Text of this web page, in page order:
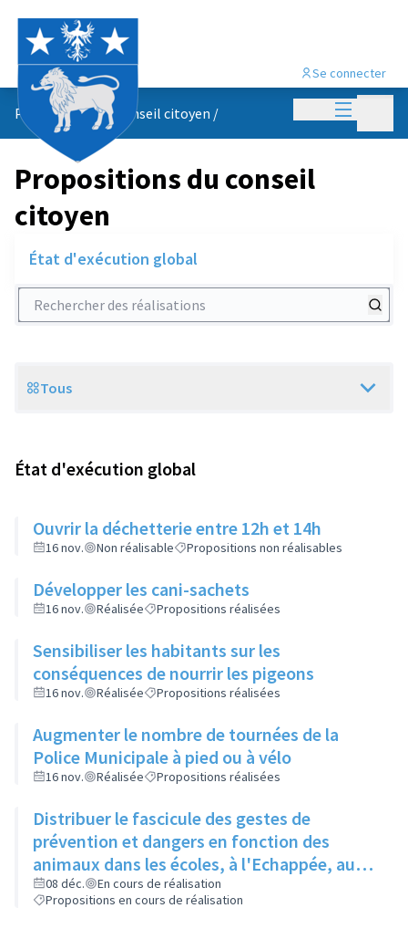
Menu
Se connecter
Propositions du conseil citoyen /
Propositions du conseil
citoyen
État d'exécution global
Rechercher des réalisations
Scope
Tous
État d'exécution global
Ouvrir la déchetterie entre 12h et 14h
16 nov. Non réalisable Propositions non réalisables
Développer les cani-sachets
16 nov. Réalisée Propositions réalisées
Sensibiliser les habitants sur les
conséquences de nourrir les pigeons
16 nov. Réalisée Propositions réalisées
Augmenter le nombre de tournées de la
Police Municipale à pied ou à vélo
16 nov. Réalisée Propositions réalisées
Distribuer le fascicule des gestes de
prévention et dangers en fonction des
animaux dans les écoles, à l'Echappée, aux
Centres Sociaux.... et l'insérer dans le
Rilliard en version détachable.
08 déc.
En cours de réalisation
Propositions en cours de réalisation